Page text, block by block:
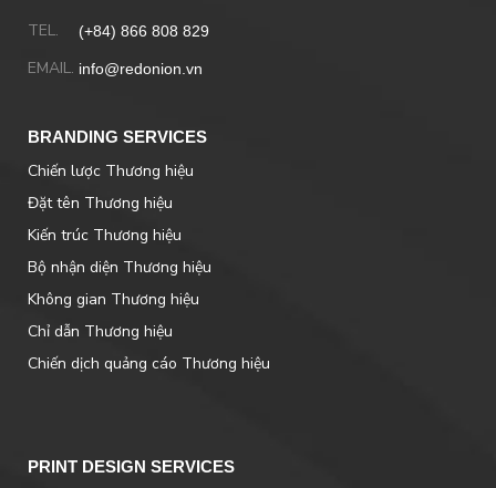
TEL. (+84) 866 808 829
EMAIL. info@redonion.vn
BRANDING SERVICES
Chiến lược Thương hiệu
Đặt tên Thương hiệu
Kiến trúc Thương hiệu
Bộ nhận diện Thương hiệu
Không gian Thương hiệu
Chỉ dẫn Thương hiệu
Chiến dịch quảng cáo Thương hiệu
PRINT DESIGN SERVICES